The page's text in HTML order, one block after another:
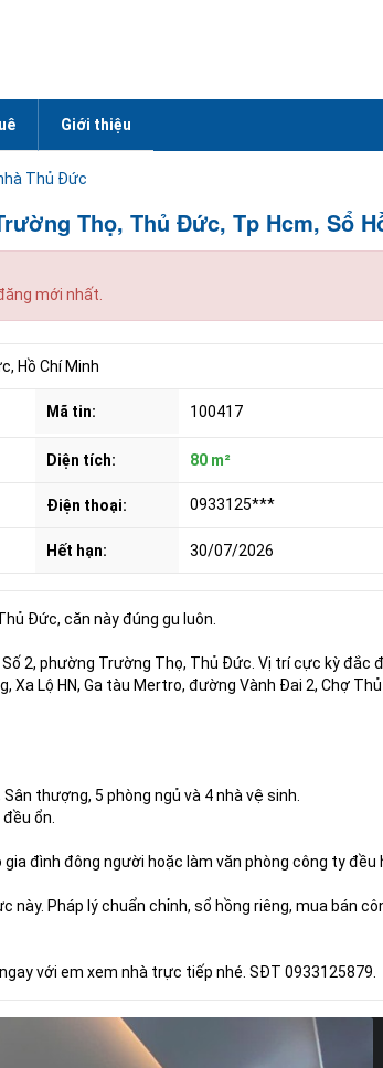
Giới thiệu
Thủ Đức
Thọ, Thủ Đức, Tp Hcm, Sổ
mới nhất.
Hồ Chí Minh
Mã tin: 100417
Diện tích: 80 m²
Điện thoại: 0933125***
Hết hạn: 30/07/2026
Đức, căn này đúng gu luôn.
2, phường Trường Thọ, Thủ Đức. Vị trí cực kỳ đắc
Lộ HN, Ga tàu Mertro, đường Vành Đai 2, Chợ
thượng, 5 phòng ngủ và 4 nhà vệ sinh.
ổn.
đình đông người hoặc làm văn phòng công ty đều
này. Pháp lý chuẩn chỉnh, sổ hồng riêng, mua bán
với em xem nhà trực tiếp nhé. SĐT 0933125879.